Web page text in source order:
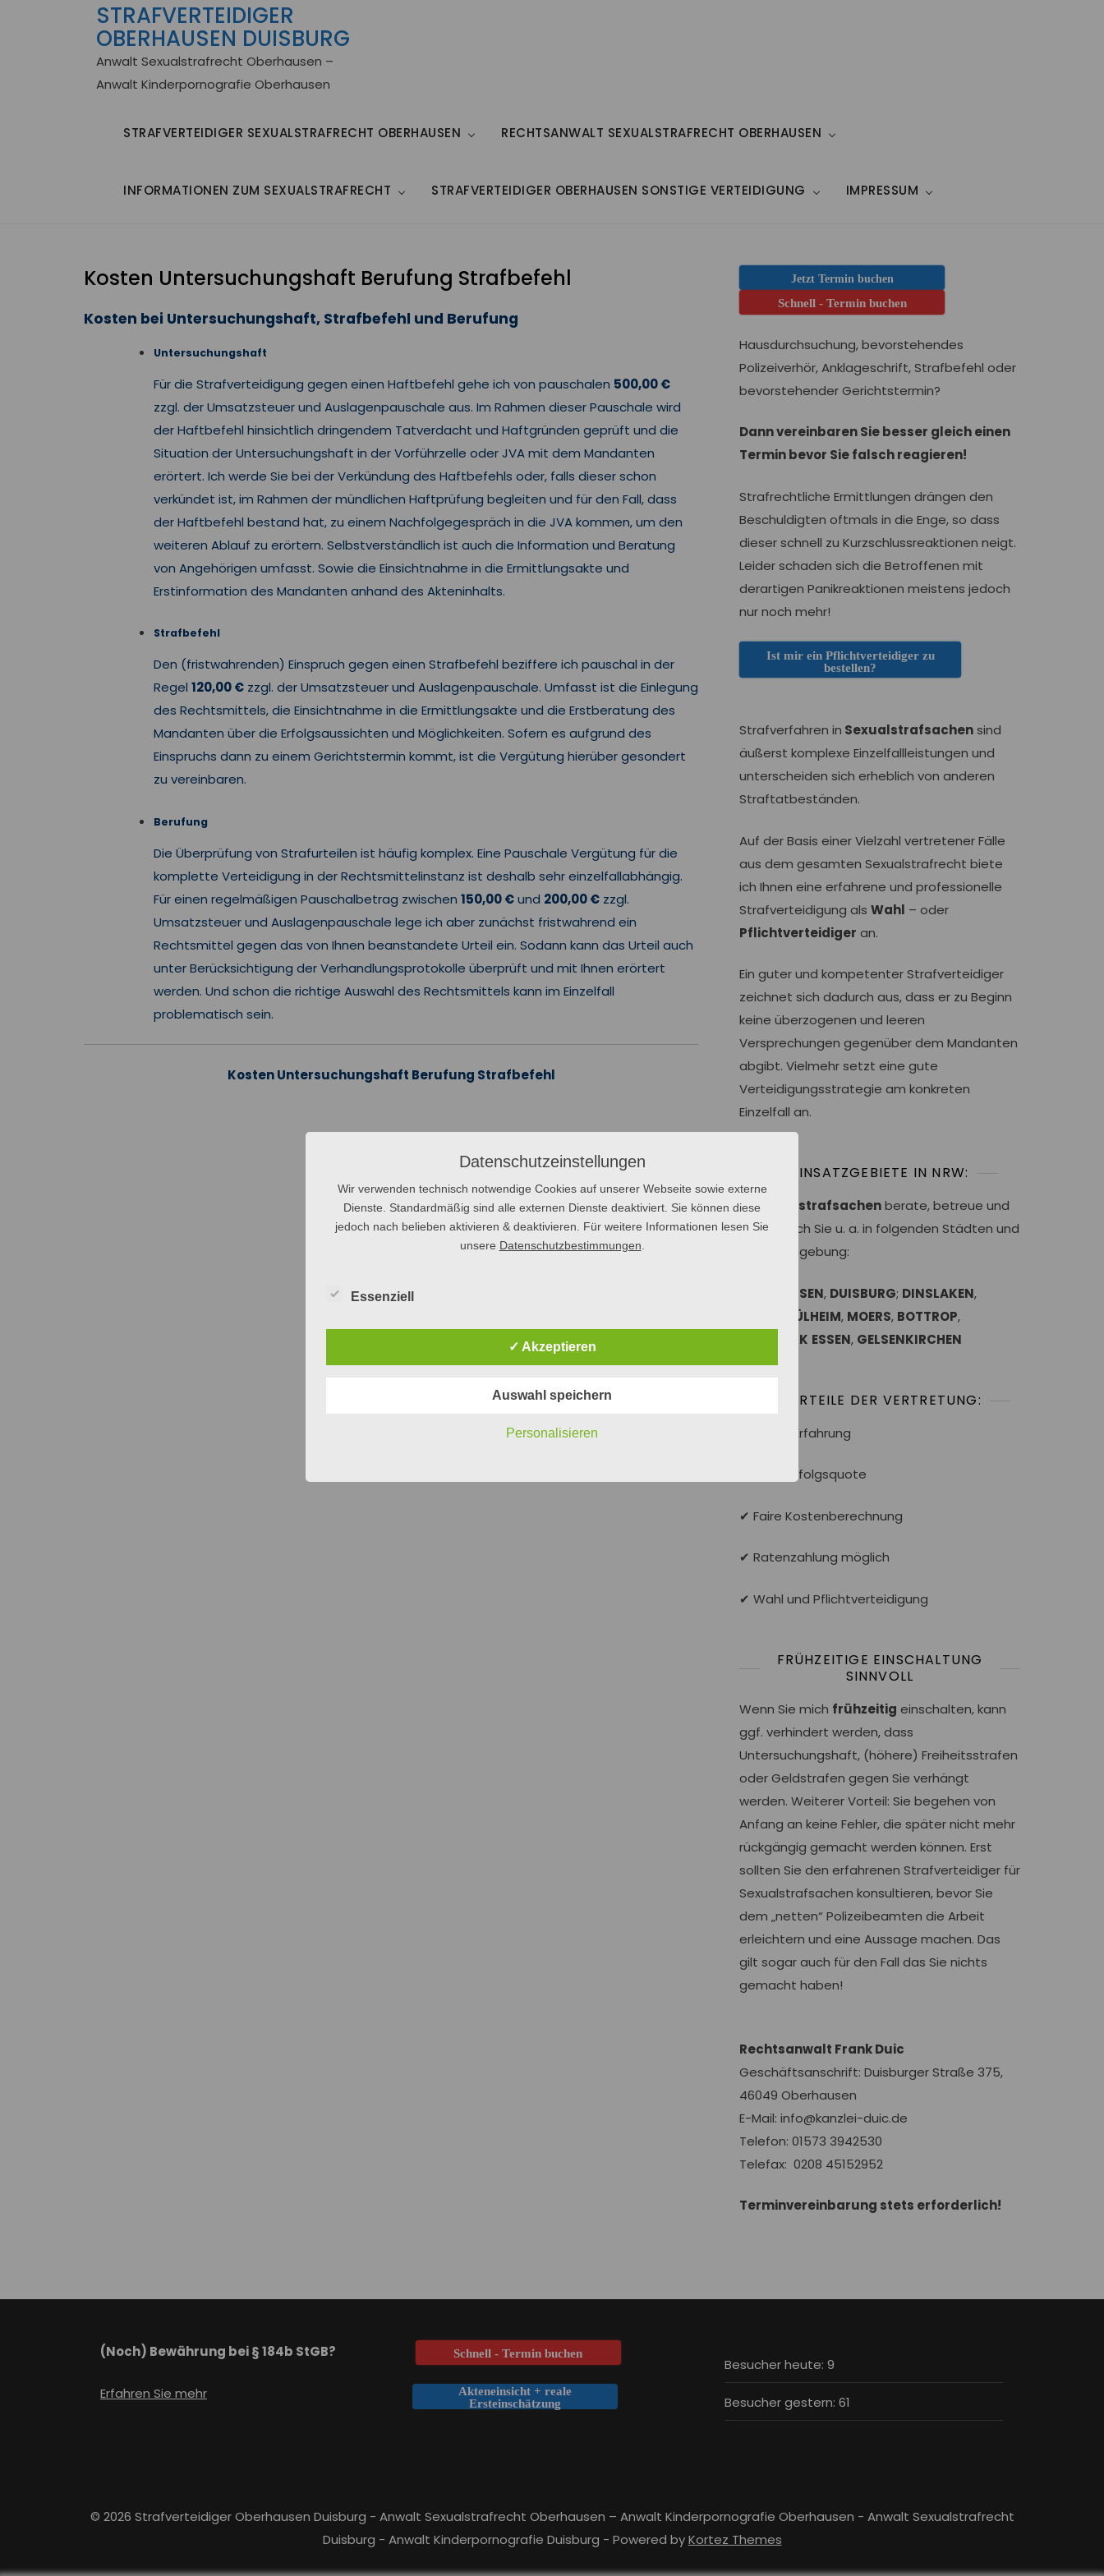
STRAFVERTEIDIGER
OBERHAUSEN DUISBURG
Anwalt Sexualstrafrecht Oberhausen –
Anwalt Kinderpornografie Oberhausen
STRAFVERTEIDIGER SEXUALSTRAFRECHT OBERHAUSEN RECHTSANWALT SEXUALSTRAFRECHT OBERHAUSEN
INFORMATIONEN ZUM SEXUALSTRAFRECHT STRAFVERTEIDIGER OBERHAUSEN SONSTIGE VERTEIDIGUNG IMPRESSUM
Kosten Untersuchungshaft Berufung Strafbefehl
Kosten bei Untersuchungshaft, Strafbefehl und Berufung
Untersuchungshaft
Für die Strafverteidigung gegen einen Haftbefehl gehe ich von pauschalen 500,00 €
zzgl. der Umsatzsteuer und Auslagenpauschale aus. Im Rahmen dieser Pauschale wird
der Haftbefehl hinsichtlich dringendem Tatverdacht und Haftgründen geprüft und die
Situation der Untersuchungshaft in der Vorführzelle oder JVA mit dem Mandanten
erörtert. Ich werde Sie bei der Verkündung des Haftbefehls oder, falls dieser schon
verkündet ist, im Rahmen der mündlichen Haftprüfung begleiten und für den Fall, dass
der Haftbefehl bestand hat, zu einem Nachfolgegespräch in die JVA kommen, um den
weiteren Ablauf zu erörtern. Selbstverständlich ist auch die Information und Beratung
von Angehörigen umfasst. Sowie die Einsichtnahme in die Ermittlungsakte und
Erstinformation des Mandanten anhand des Akteninhalts.
Strafbefehl
Den (fristwahrenden) Einspruch gegen einen Strafbefehl beziffere ich pauschal in der
Regel 120,00 € zzgl. der Umsatzsteuer und Auslagenpauschale. Umfasst ist die Einlegung
des Rechtsmittels, die Einsichtnahme in die Ermittlungsakte und die Erstberatung des
Mandanten über die Erfolgsaussichten und Möglichkeiten. Sofern es aufgrund des
Einspruchs dann zu einem Gerichtstermin kommt, ist die Vergütung hierüber gesondert
zu vereinbaren.
Berufung
Die Überprüfung von Strafurteilen ist häufig komplex. Eine Pauschale Vergütung für die
komplette Verteidigung in der Rechtsmittelinstanz ist deshalb sehr einzelfallabhängig.
Für einen regelmäßigen Pauschalbetrag zwischen 150,00 €und 200,00 € zzgl.
Umsatzsteuer und Auslagenpauschale lege ich aber zunächst fristwahrend ein
Rechtsmittel gegen das von Ihnen beanstandete Urteil ein. Sodann kann das Urteil auch
unter Berücksichtigung der Verhandlungsprotokolle überprüft und mit Ihnen erörtert
werden. Und schon die richtige Auswahl des Rechtsmittels kann im Einzelfall
problematisch sein.
Kosten Untersuchungshaft Berufung Strafbefehl
Jetzt Termin buchen
Schnell - Termin buchen
Hausdurchsuchung, bevorstehendes
Polizeiverhör, Anklageschrift, Strafbefehl oder
bevorstehender Gerichtstermin?
Dann vereinbaren Sie besser gleich einen
Termin bevor Sie falsch reagieren!
Strafrechtliche Ermittlungen drängen den
Beschuldigten oftmals in die Enge, so dass
dieser schnell zu Kurzschlussreaktionen neigt.
Leider schaden sich die Betroffenen mit
derartigen Panikreaktionen meistens jedoch
nur noch mehr!
Ist mir ein Pflichtverteidiger zu
bestellen?
Strafverfahren in Sexualstrafsachensind
äußerst komplexe Einzelfallleistungen und
unterscheiden sich erheblich von anderen
Straftatbeständen.
Auf der Basis einer Vielzahl vertretener Fälle
aus dem gesamten Sexualstrafrecht biete
ich Ihnen eine erfahrene und professionelle
Strafverteidigung als Wahl – oder
Pflichtverteidiger an.
Ein guter und kompetenter Strafverteidiger
zeichnet sich dadurch aus, dass er zu Beginn
keine überzogenen und leeren
Versprechungen gegenüber dem Mandanten
abgibt. Vielmehr setzt eine gute
Verteidigungsstrategie am konkreten
Einzelfall an.
EINSATZGEBIETE IN NRW:
InSexualstrafsachenberate, betreue und
vertrete ich Sie u. a. in folgenden Städten und
deren Umgebung:
OBERHAUSEN, DUISBURG; DINSLAKEN,
WESEL MÜLHEIM, MOERS, BOTTROP,
GLADBECK ESSEN, GELSENKIRCHEN
VORTEILE DER VERTRETUNG:
✔ Lange Erfahrung
✔ Hohe Erfolgsquote
✔ Faire Kostenberechnung
✔ Ratenzahlung möglich
✔ Wahl und Pflichtverteidigung
FRÜHZEITIGE EINSCHALTUNG
SINNVOLL
Wenn Sie mich frühzeitig einschalten, kann
ggf. verhindert werden, dass
Untersuchungshaft, (höhere) Freiheitsstrafen
oder Geldstrafen gegen Sie verhängt
werden. Weiterer Vorteil: Sie begehen von
Anfang an keine Fehler, die später nicht mehr
rückgängig gemacht werden können. Erst
sollten Sie den erfahrenen Strafverteidiger für
Sexualstrafsachen konsultieren, bevor Sie
dem „netten“ Polizeibeamten die Arbeit
erleichtern und eine Aussage machen. Das
gilt sogar auch für den Fall das Sie nichts
gemacht haben!
Rechtsanwalt Frank Duic
Geschäftsanschrift: Duisburger Straße 375,
46049 Oberhausen
E-Mail: info@kanzlei-duic.de
Telefon: 01573 3942530
Telefax: 0208 45152952
Terminvereinbarung stets erforderlich!
(Noch) Bewährung bei § 184b StGB?
Erfahren Sie mehr
Schnell - Termin buchen
Akteneinsicht + reale
Ersteinschätzung
Besucher heute: 9
Besucher gestern: 61
© 2026 Strafverteidiger Oberhausen Duisburg - Anwalt Sexualstrafrecht Oberhausen – Anwalt Kinderpornografie Oberhausen - Anwalt Sexualstrafrecht
Duisburg - Anwalt Kinderpornografie Duisburg - Powered byKortez Themes
Datenschutzeinstellungen
Wir verwenden technisch notwendige Cookies auf unserer Webseite sowie externe
Dienste. Standardmäßig sind alle externen Dienste deaktiviert. Sie können diese
jedoch nach belieben aktivieren & deaktivieren. Für weitere Informationen lesen Sie
unsere Datenschutzbestimmungen
Essenziell
✓ Akzeptieren
Auswahl speichern
Personalisieren